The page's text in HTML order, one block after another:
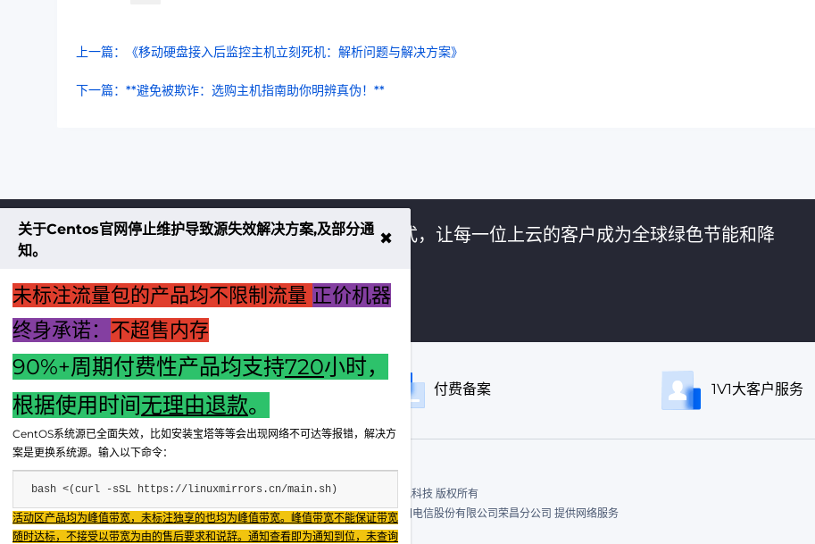
上一篇：《移动硬盘接入后监控主机立刻死机：解析问题与解决方案》
下一篇：**避免被欺诈：选购主机指南助你明辨真伪！**
不大创造互联致力于以最 “绿色节能” 的方式，让每一位上云的客户成为全球绿色节能和降
了解更多
享无忧退款服务 付费备案 1V1大客户服务
Copyright © 2024 - 2025 FX BD Cloud. All Rights Reserved. 飞讯科技 版权所有
Fenxun Tech旗下云平台，相关服务主体：重庆飞讯科技有限公司|中国电信股份有限公司荣昌分公司 提供网络服务
关于Centos官网停止维护导致源失效解决方案,及部分通
知。
✖
未标注流量包的产品均不限制流量 正价机器
终身承诺： 不超售内存
90%+周期付费性产品均支持720小时，
根据使用时间无理由退款。
CentOS系统源已全面失效，比如安装宝塔等等会出现网络不可达等报错，解决方
案是更换系统源。输入以下命令：
bash <(curl -sSL https://linuxmirrors.cn/main.sh)
活动区产品均为峰值带宽，未标注独享的也均为峰值带宽。峰值带宽不能保证带宽
随时达标，不接受以带宽为由的售后要求和说辞。通知查看即为通知到位，未查询